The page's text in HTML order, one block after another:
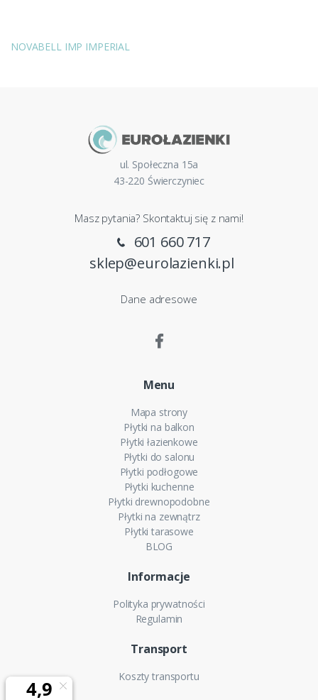
NOVABELL IMP IMPERIAL
ul. Społeczna 15a
43-220 Świerczyniec
Masz pytania? Skontaktuj się z nami!
601 660 717
sklep@eurolazienki.pl
Dane adresowe
Menu
Mapa strony
Płytki na balkon
Płytki łazienkowe
Płytki do salonu
Płytki podłogowe
Płytki kuchenne
Płytki drewnopodobne
Płytki na zewnątrz
Płytki tarasowe
BLOG
Informacje
Polityka prywatności
Regulamin
Transport
Koszty transportu